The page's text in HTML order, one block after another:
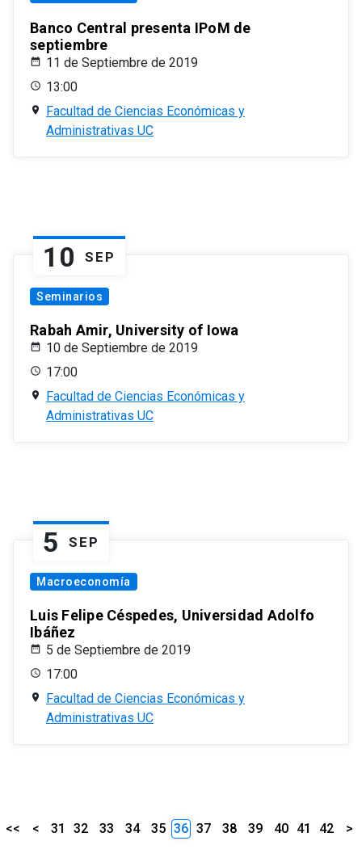
Banco Central presenta IPoM de
septiembre
11 de Septiembre de 2019
13:00
Facultad de Ciencias Económicas y
Administrativas UC
10 SEP
Seminarios
Rabah Amir, University of Iowa
10 de Septiembre de 2019
17:00
Facultad de Ciencias Económicas y
Administrativas UC
5 SEP
Macroeconomía
Luis Felipe Céspedes, Universidad Adolfo
Ibáñez
5 de Septiembre de 2019
17:00
Facultad de Ciencias Económicas y
Administrativas UC
<< < 31 32 33 34 35 36 37 38 39 40 41 42 >